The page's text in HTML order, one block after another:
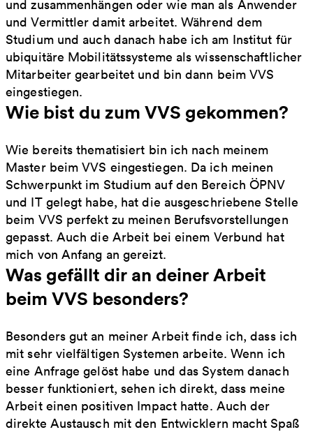
und zusammenhängen oder wie man als Anwender
und Vermittler damit arbeitet. Während dem
Studium und auch danach habe ich am Institut für
ubiquitäre Mobilitätssysteme als wissenschaftlicher
Mitarbeiter gearbeitet und bin dann beim VVS
eingestiegen.
Wie bist du zum VVS gekommen?
Wie bereits thematisiert bin ich nach meinem
Master beim VVS eingestiegen. Da ich meinen
Schwerpunkt im Studium auf den Bereich ÖPNV
und IT gelegt habe, hat die ausgeschriebene Stelle
beim VVS perfekt zu meinen Berufsvorstellungen
gepasst. Auch die Arbeit bei einem Verbund hat
mich von Anfang an gereizt.
Was gefällt dir an deiner Arbeit
beim VVS besonders?
Besonders gut an meiner Arbeit finde ich, dass ich
mit sehr vielfältigen Systemen arbeite. Wenn ich
eine Anfrage gelöst habe und das System danach
besser funktioniert, sehen ich direkt, dass meine
Arbeit einen positiven Impact hatte. Auch der
direkte Austausch mit den Entwicklern macht Spaß